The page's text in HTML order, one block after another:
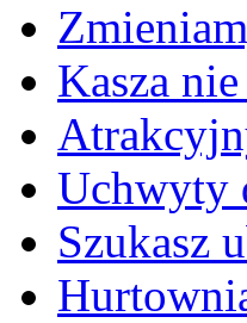
Kasza
Uchwyty
Szukasz